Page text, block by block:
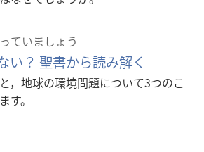
ていましょう
い？ 聖書から読み解く
，地球の環境問題について3つのこ
す。